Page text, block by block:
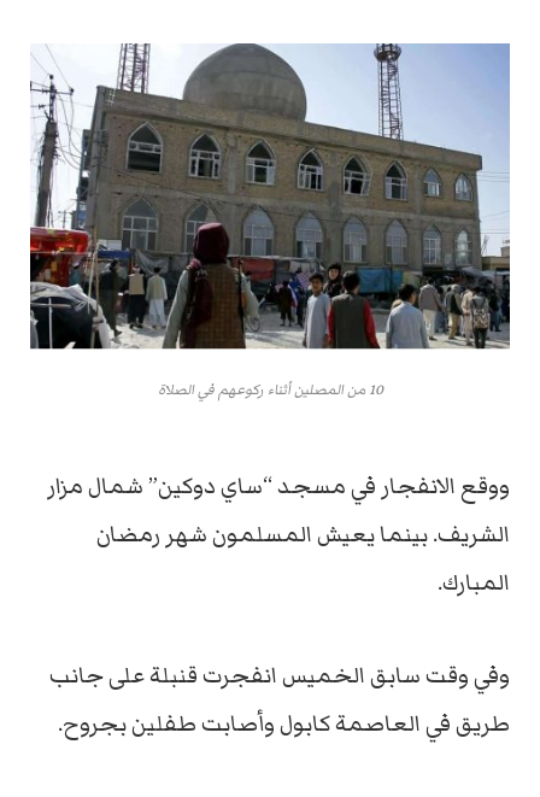
10 من المصلين أثناء ركوعهم في الصلاة
ووقع الانفجار في مسجد “ساي دوكين” شمال مزار
الشريف. بينما يعيش المسلمون شهر رمضان
المبارك.
وفي وقت سابق الخميس انفجرت قنبلة على جانب
طريق في العاصمة كابول وأصابت طفلين بجروح.